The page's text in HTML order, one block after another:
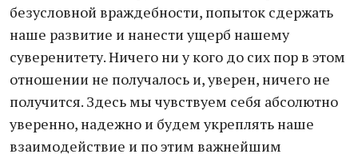
безусловной враждебности, попыток сдержать
наше развитие и нанести ущерб нашему
суверенитету. Ничего ни у кого до сих пор в этом
отношении не получалось и, уверен, ничего не
получится. Здесь мы чувствуем себя абсолютно
уверенно, надежно и будем укреплять наше
взаимодействие и по этим важнейшим